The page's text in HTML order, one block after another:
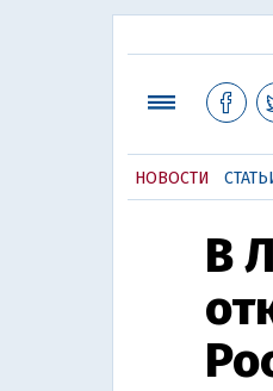
НОВОСТИ
В